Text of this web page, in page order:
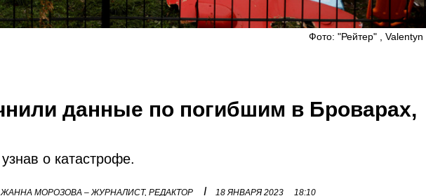
Фото: "Рейтер" ,
данные по погибшим в Броварах,
о катастрофе.
ЖАННА МОРОЗОВА – ЖУРНАЛИСТ, РЕДАКТОР I 18 ЯНВАРЯ 2023 18:10